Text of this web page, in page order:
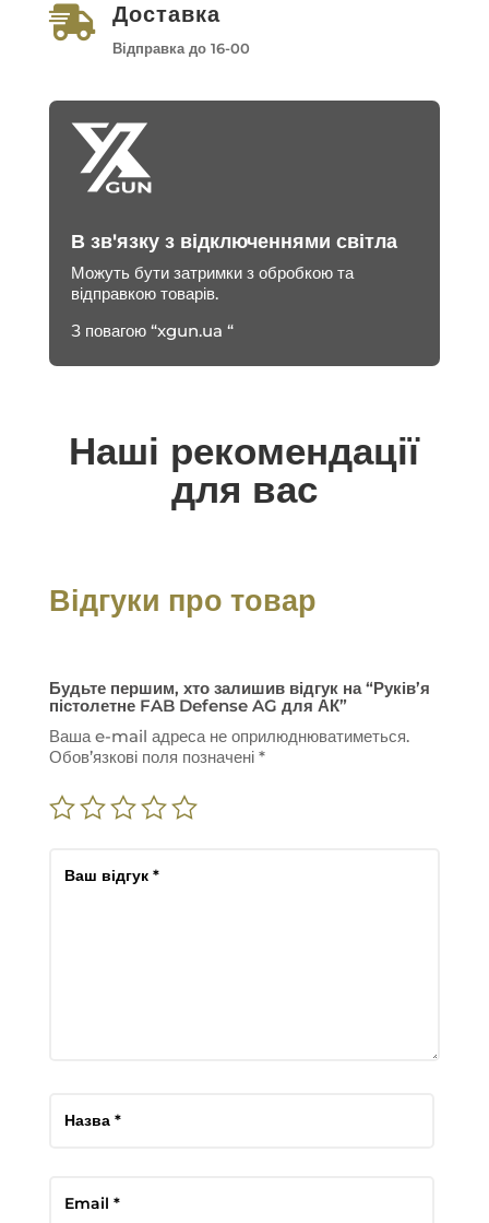
 Доставка
Відправка до 16-00
В зв'язку з відключеннями світла
Можуть бути затримки з обробкою та
відправкою товарів.
З повагою “xgun.ua “
Наші рекомендації
для вас
Відгуки про товар
Будьте першим, хто залишив відгук на “Руків’я
пістолетне FAB Defense AG для АК”
Ваша e-mail адреса не оприлюднюватиметься.
Обов’язкові поля позначені *